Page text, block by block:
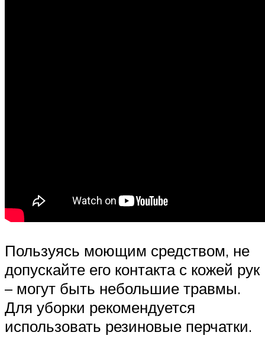
Пользуясь моющим средством, не
допускайте его контакта с кожей рук
– могут быть небольшие травмы.
Для уборки рекомендуется
использовать резиновые перчатки.